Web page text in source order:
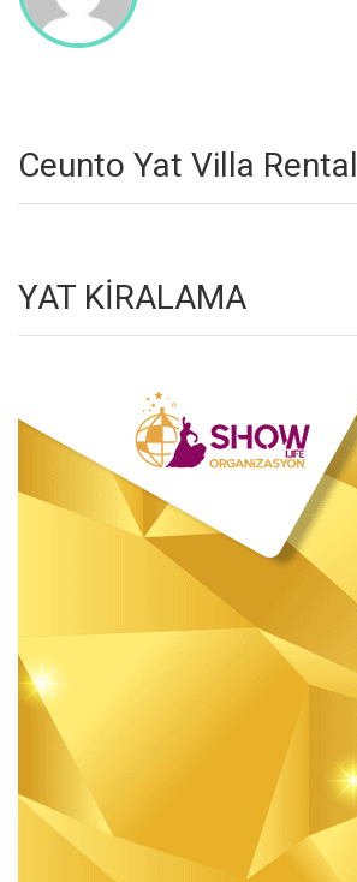
Ceunto Yat Villa Rental
YAT KİRALAMA